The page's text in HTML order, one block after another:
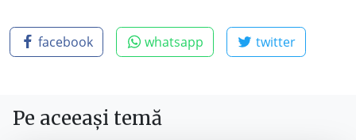
facebook whatsapp twitter
Pe aceeași temă